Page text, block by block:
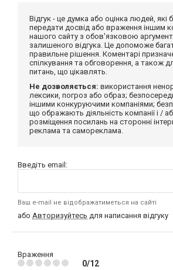
Відгук - це думка або оцінка людей, які
передати досвід або враження іншим
нашого сайту з обов'язковою
залишеного відгука. Це допоможе
правильне рішення. Коментарі
спілкування та обговорення, а також
питань, що цікавлять.
Не дозволяється: використання
лексики, погроз або образ;
іншими конкуруючими компаніями;
що ображають діяльність компанії і /
розміщення посилань на сторонні
реклама та самореклама.
Введіть email:
Ваш e-mail не відображатиметься на сайті
або Авторизуйтесь для написання відгуку
Враження
0/12